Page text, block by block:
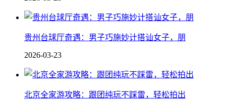
贵州台球厅奇遇：男子巧施妙计搭讪女子，朋
2026-03-23
北京全家游攻略：跟团纯玩不踩雷，轻松拍出